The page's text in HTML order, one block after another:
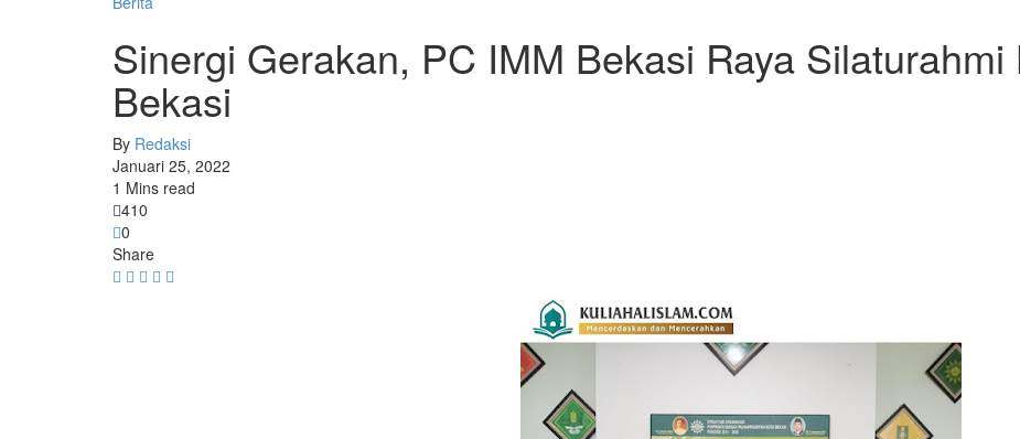
Sinergi Gerakan, PC IMM Bekasi Raya
Bekasi
By Redaksi
Januari 25, 2022
1 Mins read
410
0
Share